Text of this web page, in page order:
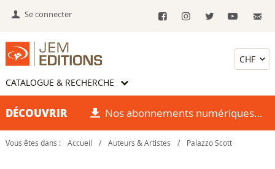
Se connecter
CATALOGUE & RECHERCHE
DÉCOUVRIR Nos abonnements numériques
Vous êtes dans : Accueil / Auteurs & Artistes / Palazzo Scott